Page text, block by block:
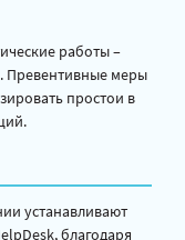
работы –
Превентивные меры
простои в
устанавливают
благодаря